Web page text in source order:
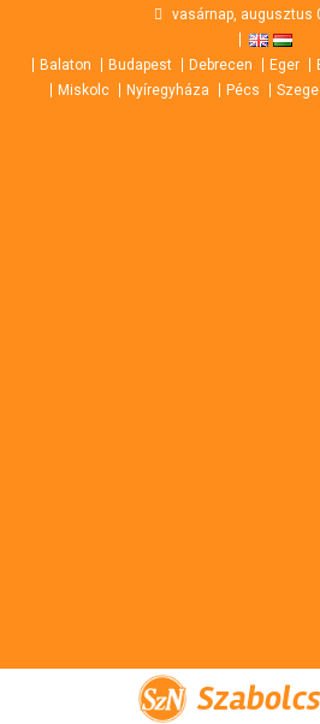
content
vasárnap, augusztus
Balaton Budapest Debrecen Eger
Miskolc
Nyíregyháza Pécs